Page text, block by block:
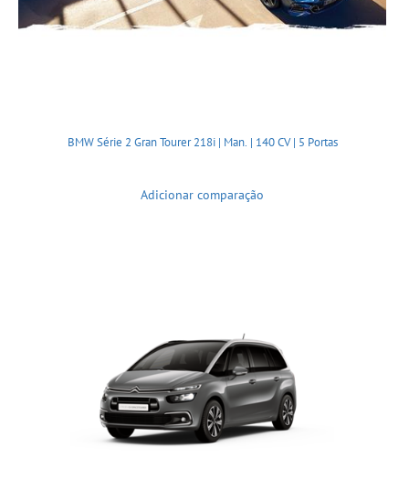
BMW Série 2 Gran Tourer 218i | Man. | 140 CV | 5 Portas
Adicionar comparação